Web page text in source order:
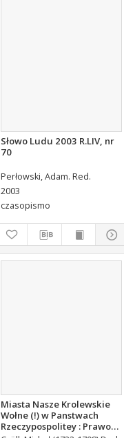
Słowo Ludu 2003 R.LIV, nr
70
Perłowski, Adam. Red.
2003
czasopismo
Miasta Nasze Krolewskie
Wołne (!) w Panstwach
Rzeczypospolitey : Prawo